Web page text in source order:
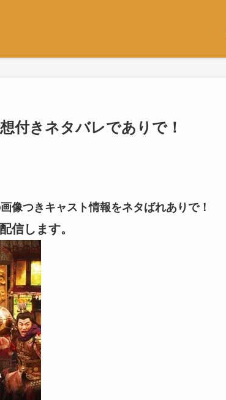
付きネタバレでありで！
像つきキャスト情報をネタばれありで！
信します。